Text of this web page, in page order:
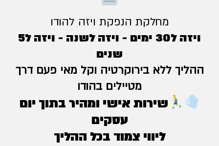
מחלקת הנפקת ויזה להודו
ויזה ל30 ימים - ויזה לשנה - ויזה ל5
שנים
ההליך ללא בירוקרטיה וקל מאי פעם דרך
מטיילים בהודו
שירות אישי ומהיר בתוך יום
עסקים
ליווי צמוד בכל ההליך